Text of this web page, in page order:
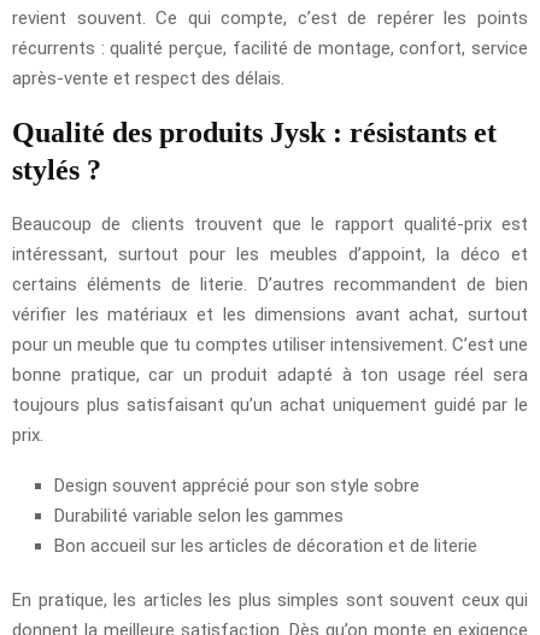
revient souvent. Ce qui compte, c’est de repérer les points
récurrents : qualité perçue, facilité de montage, confort, service
après-vente et respect des délais.
Qualité des produits Jysk : résistants et
stylés ?
Beaucoup de clients trouvent que le rapport qualité-prix est
intéressant, surtout pour les meubles d’appoint, la déco et
certains éléments de literie. D’autres recommandent de bien
vérifier les matériaux et les dimensions avant achat, surtout
pour un meuble que tu comptes utiliser intensivement. C’est une
bonne pratique, car un produit adapté à ton usage réel sera
toujours plus satisfaisant qu’un achat uniquement guidé par le
prix.
Design souvent apprécié pour son style sobre
Durabilité variable selon les gammes
Bon accueil sur les articles de décoration et de literie
En pratique, les articles les plus simples sont souvent ceux qui
donnent la meilleure satisfaction. Dès qu’on monte en exigence